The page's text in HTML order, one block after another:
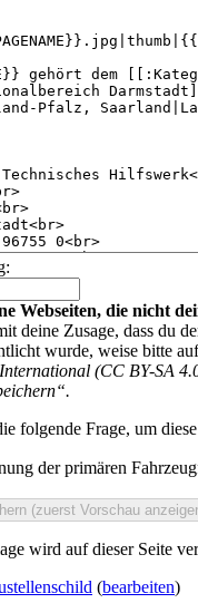
Webseiten, die nicht
deine Zusage, dass du
wurde, weise bitte
(CC BY-SA
folgende Frage, um
der primären
wird auf dieser Seite
(bearbeiten)